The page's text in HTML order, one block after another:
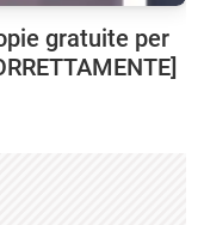
gratuite per